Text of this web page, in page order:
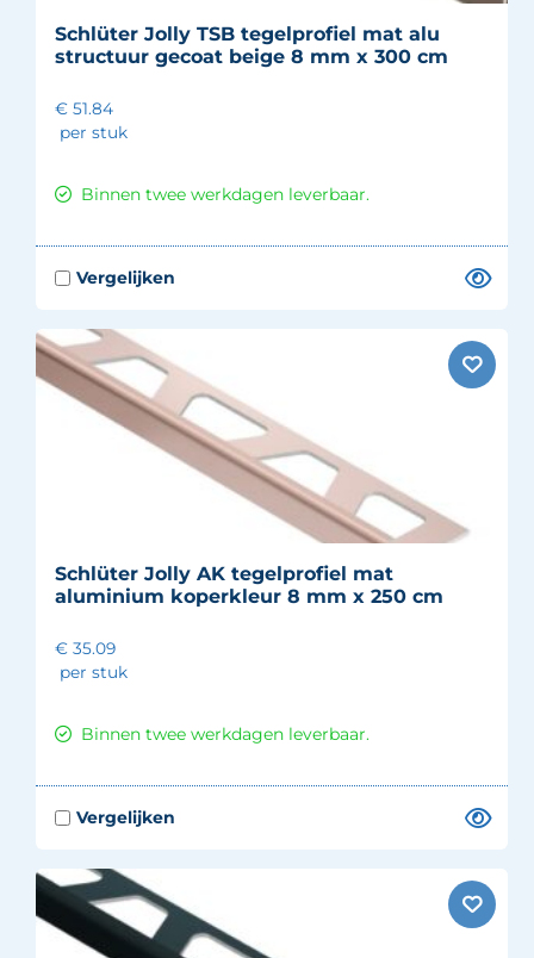
Schlüter Jolly TSB tegelprofiel mat alu
structuur gecoat beige 8 mm x 300 cm
€ 51.84
per stuk
Binnen twee werkdagen leverbaar.
Schlüter Jolly AK tegelprofiel mat
aluminium koperkleur 8 mm x 250 cm
€ 35.09
per stuk
Binnen twee werkdagen leverbaar.